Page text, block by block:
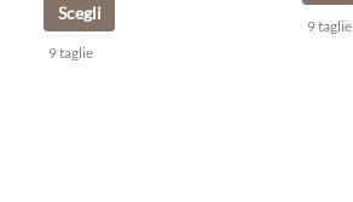
Scegli
9 taglie
9 taglie